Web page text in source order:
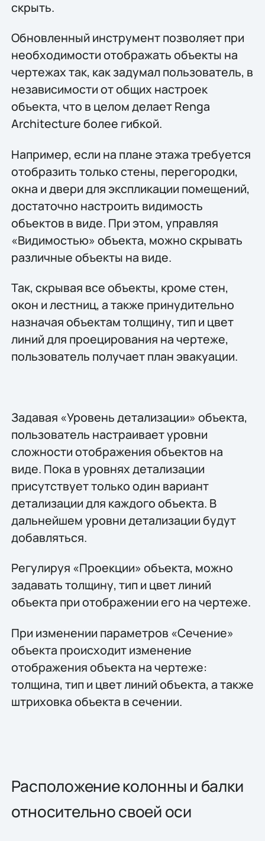
скрыть.
Обновленный инструмент позволяет при
необходимости отображать объекты на
чертежах так, как задумал пользователь, в
независимости от общих настроек
объекта, что в целом делает Renga
Architecture более гибкой.
Например, если на плане этажа требуется
отобразить только стены, перегородки,
окна и двери для экспликации помещений,
достаточно настроить видимость
объектов в виде. При этом, управляя
«Видимостью» объекта, можно скрывать
различные объекты на виде.
Так, скрывая все объекты, кроме стен,
окон и лестниц, а также принудительно
назначая объектам толщину, тип и цвет
линий для проецирования на чертеже,
пользователь получает план эвакуации.
Задавая «Уровень детализации» объекта,
пользователь настраивает уровни
сложности отображения объектов на
виде. Пока в уровнях детализации
присутствует только один вариант
детализации для каждого объекта. В
дальнейшем уровни детализации будут
добавляться.
Регулируя «Проекции» объекта, можно
задавать толщину, тип и цвет линий
объекта при отображении его на чертеже.
При изменении параметров «Сечение»
объекта происходит изменение
отображения объекта на чертеже:
толщина, тип и цвет линий объекта, а также
штриховка объекта в сечении.
Расположение колонны и балки
относительно своей оси